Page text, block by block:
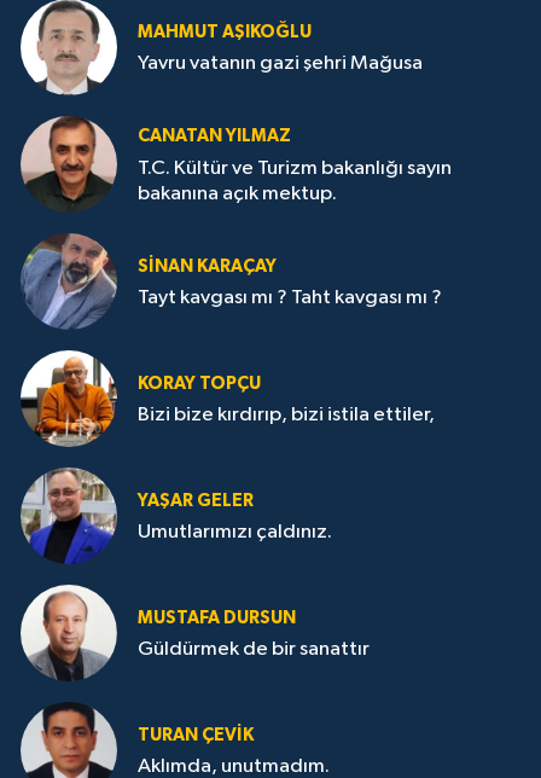
MAHMUT AŞIKOĞLU
Yavru vatanın gazi şehri Mağusa
CANATAN YILMAZ
T.C. Kültür ve Turizm bakanlığı sayın
bakanına açık mektup.
SİNAN KARAÇAY
Tayt kavgası mı ? Taht kavgası mı ?
KORAY TOPÇU
Bizi bize kırdırıp, bizi istila ettiler,
YAŞAR GELER
Umutlarımızı çaldınız.
MUSTAFA DURSUN
Güldürmek de bir sanattır
TURAN ÇEVİK
Aklımda, unutmadım.